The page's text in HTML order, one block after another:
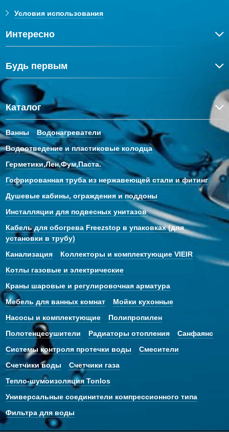
Условия использования
Интересно
Будь первым
Каталог
Ванны
Водонагреватели
Водоотведение и пластиковые колодца
Герметики,Лен,Фум,Паста.
Гофрированная труба из нержавеющей стали и фитинг
Душевые кабины, ограждения и поддоны
Инсталляции для подвесных унитазов
Кабель для обогрева Freezstop в упаковках (для
установки в трубу)
Канализация
Коллекторы и комплектующие VIEIR
Котлы газовые и электрические
Краны шаровые и регулировочная арматура
Мебель для ванных комнат
Мойки кухонные
Насосы и комплектующие
Полипропилен
Полотенцесушители
Радиаторы отопления
Санфаянс
Системы контроля протечки воды
Смесители
Счетчики воды
Счетчики газа
Тепло-шумоизоляция Tonlos
Универсальные соединители компрессионного типа
Фильтра для воды